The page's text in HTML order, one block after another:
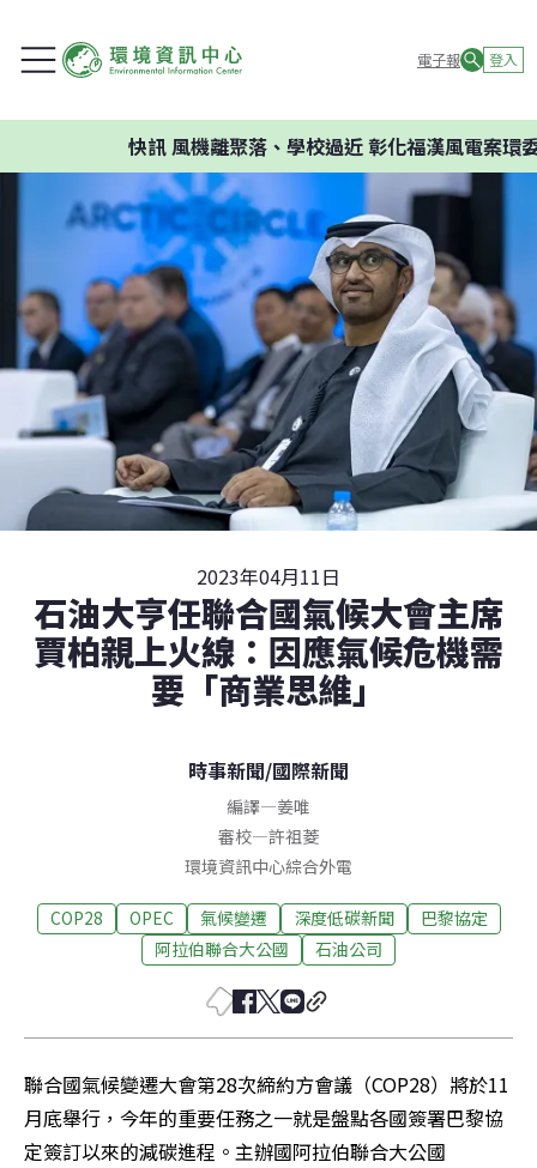
電子報 登入
風機離聚落、學校過近 彰化福漢風電案環委建議
2023年04月11日
石油大亨任聯合國氣候大會主席
賈柏親上火線：因應氣候危機需
要「商業思維」
時事新聞/國際新聞
編譯—姜唯
審校—許祖菱
環境資訊中心綜合外電
COP28 OPEC 氣候變遷 深度低碳新聞
巴黎協定
阿拉伯聯合大公國
石油公司
聯合國氣候變遷大會第28次締約方會議（COP28）將於11
月底舉行，今年的重要任務之一就是盤點各國簽署巴黎協
定簽訂以來的減碳進程。主辦國阿拉伯聯合大公國